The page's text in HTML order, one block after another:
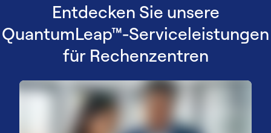
Entdecken Sie unsere
QuantumLeap™-Serviceleistungen
für Rechenzentren